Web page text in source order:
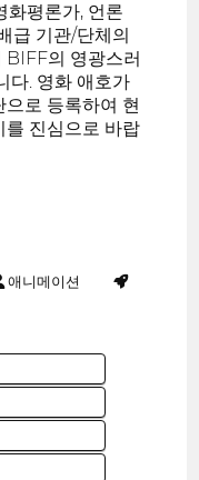
화평론가, 언론
급 기관/단체의
BIFF의 영광스러
다. 영화 애호가
로 등록하여 현
를 진심으로 바랍
애니메이션